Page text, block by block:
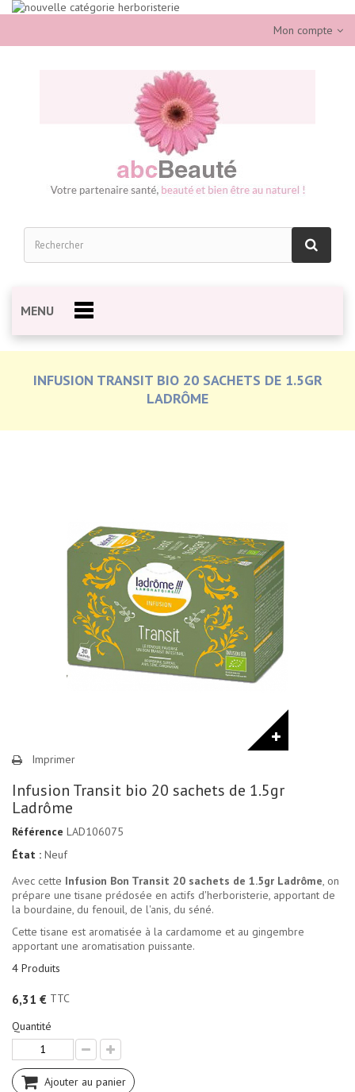
Mon compte
MENU
INFUSION TRANSIT BIO 20 SACHETS DE 1.5GR
LADRÔME
Imprimer
Infusion Transit bio 20 sachets de 1.5gr
Ladrôme
Référence LAD106075
État : Neuf
Avec cette Infusion Bon Transit 20 sachets de 1.5gr Ladrôme, on
prépare une tisane prédosée en actifs d'herboristerie, apportant de
la bourdaine, du fenouil, de l'anis, du séné.
Cette tisane est aromatisée à la cardamome et au gingembre
apportant une aromatisation puissante.
4 Produits
6,31 € TTC
Quantité
Ajouter au panier